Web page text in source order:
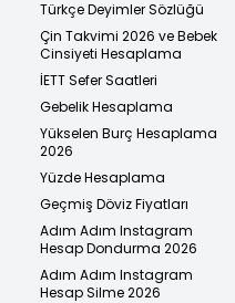
Türkçe Deyimler Sözlüğü
Çin Takvimi 2026 ve Bebek
Cinsiyeti Hesaplama
İETT Sefer Saatleri
Gebelik Hesaplama
Yükselen Burç Hesaplama
2026
Yüzde Hesaplama
Geçmiş Döviz Fiyatları
Adım Adım Instagram
Hesap Dondurma 2026
Adım Adım Instagram
Hesap Silme 2026